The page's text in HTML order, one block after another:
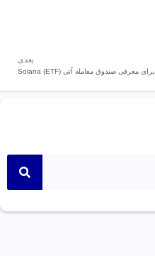
بعدی
برای معرفی صندوق معامله آتی Solana (ETF)